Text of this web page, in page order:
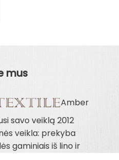
mus
Amber
savo veiklą 2012
veikla: prekyba
gaminiais iš lino ir